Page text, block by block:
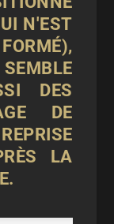
N'EST
DES
DE
LA